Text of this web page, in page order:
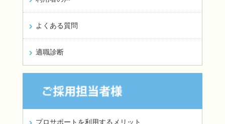
よくある質問
適職診断
プロサポートを利用するメリット